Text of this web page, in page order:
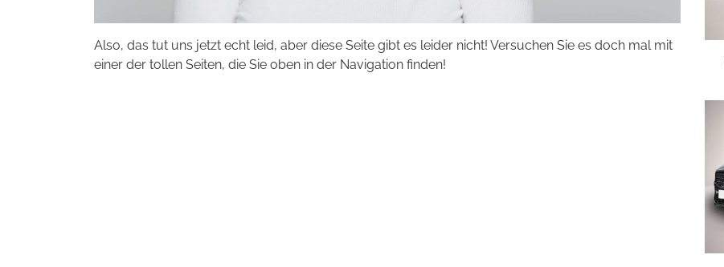
Also, das tut uns jetzt echt leid, aber diese Seite gibt es leider nicht! Versuchen Sie es doch mal mit
einer der tollen Seiten, die Sie oben in der Navigation finden!